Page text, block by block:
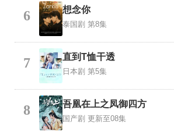
6 想念你
泰国剧 第8集
7 直到T恤干透
日本剧 第5集
8 吾凰在上之凤御四方
国产剧 更新至08集